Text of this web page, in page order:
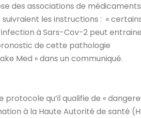
des associations de médicaments
les instructions : «
à Sars-Cov-2 peut
de cette pathologie
Med » dans un communiqué.
qu’il qualifie de «
à la Haute Autorité de santé